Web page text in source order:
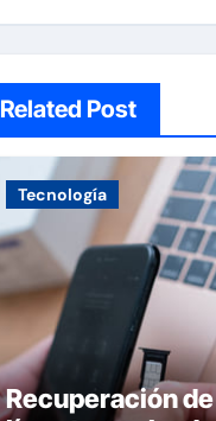
Related Post
Tecnología
Recuperación de